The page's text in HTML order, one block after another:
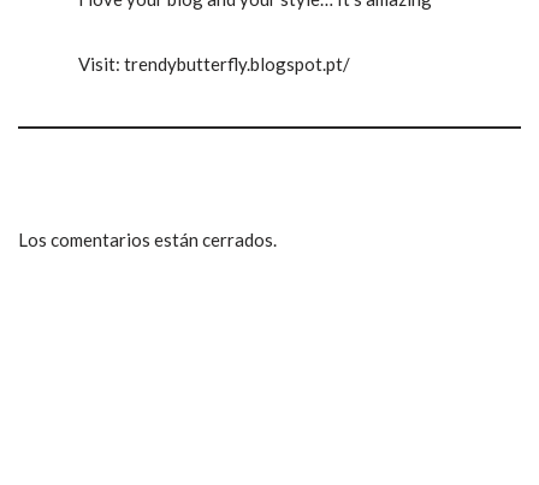
Visit: trendybutterfly.blogspot.pt/
Los comentarios están cerrados.